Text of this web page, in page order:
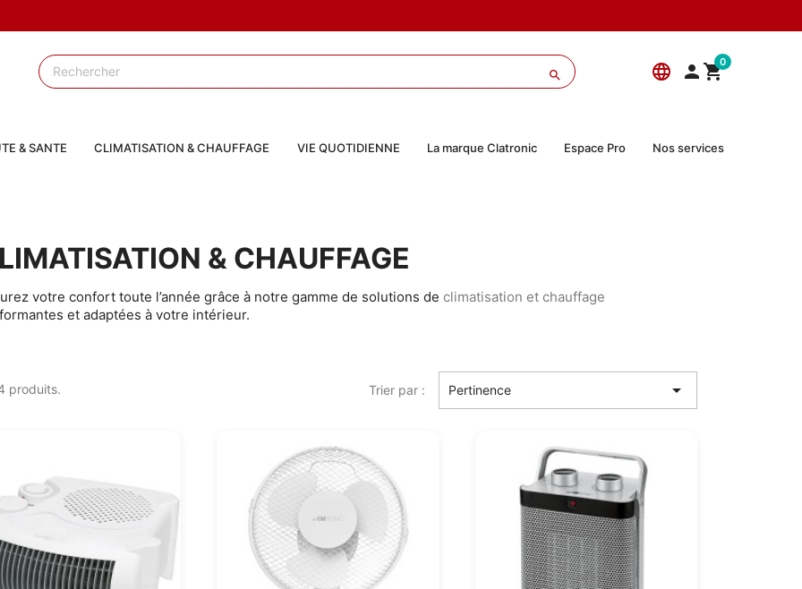
language  0

& SANTE CLIMATISATION & CHAUFFAGE VIE QUOTIDIENNE La marque Clatronic Espace Pro Nos services
& CHAUFFAGE
votre confort toute l’année grâce à notre gamme de solutions de climatisation et chauffage
et adaptées à votre intérieur.
produits. Trier par : Pertinence 